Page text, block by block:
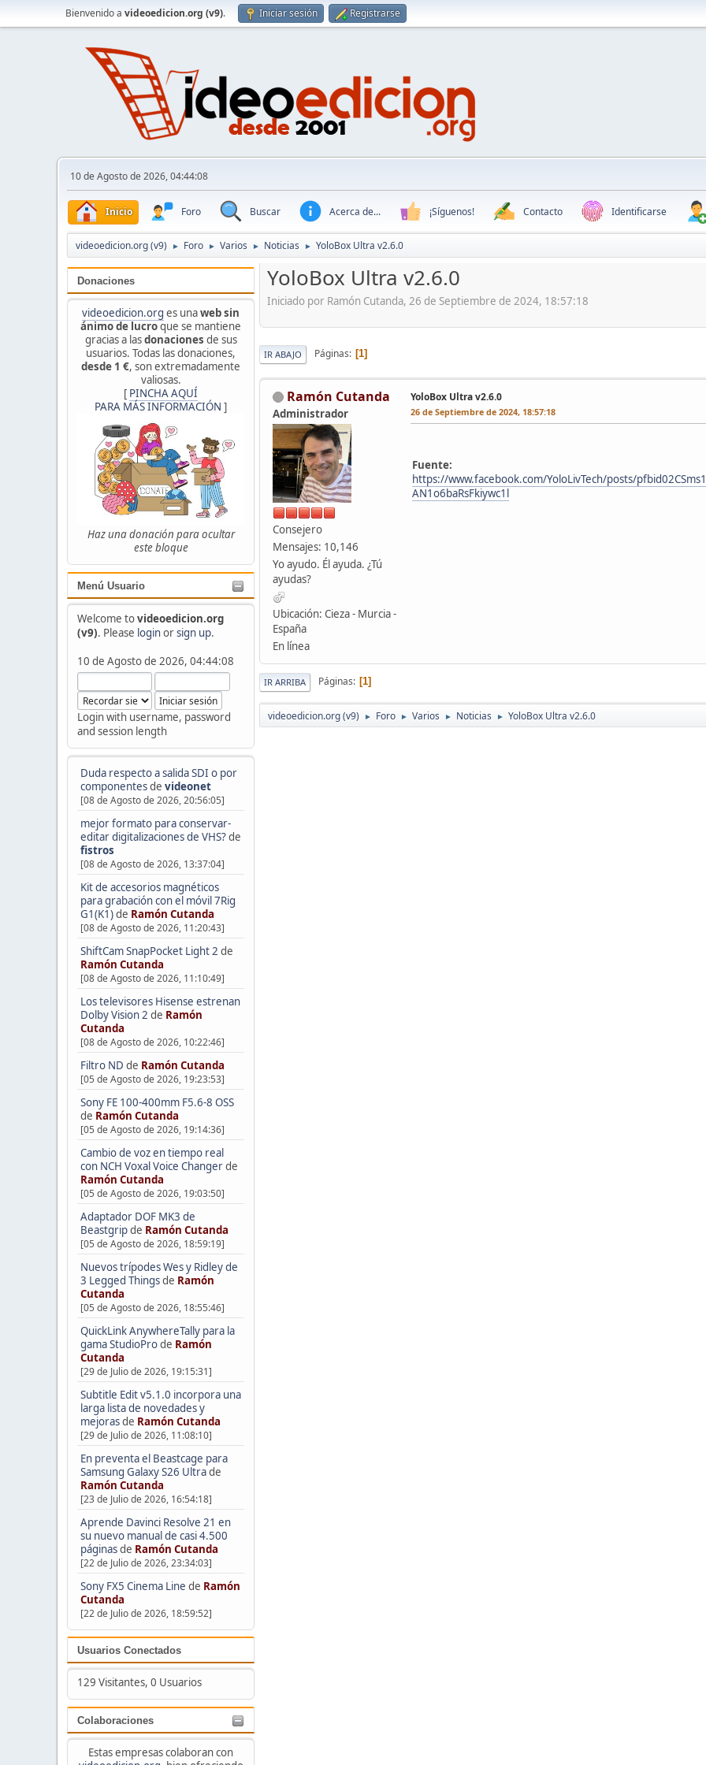
Bienvenido a videoedicion.org (v9). Iniciar sesión Registrarse
10 de Agosto de 2026, 04:44:08
Inicio Foro Buscar Acerca de... ¡Síguenos! Contacto Identificarse
videoedicion.org (v9) ► Foro ► Varios ► Noticias ► YoloBox Ultra v2.6.0
Donaciones
videoedicion.org es unaweb sin
ánimo de lucroque se mantiene
gracias a lasdonaciones de sus
usuarios. Todas las donaciones,
desde 1 €, son extremadamente
valiosas.
[ PINCHA AQUÍ
PARA MÁS INFORMACIÓN ]
Haz una donación para ocultar
este bloque
Menú Usuario
Welcome tovideoedicion.org
(v9). Please loginorsign up.
10 de Agosto de 2026, 04:44:08
Login with username, password
and session length
Duda respecto a salida SDI o por
componentesde videonet
[08 de Agosto de 2026, 20:56:05]
mejor formato para conservar-
editar digitalizaciones de VHS?de
fistros
[08 de Agosto de 2026, 13:37:04]
Kit de accesorios magnéticos
para grabación con el móvil 7Rig
G1(K1)de Ramón Cutanda
[08 de Agosto de 2026, 11:20:43]
ShiftCam SnapPocket Light 2 de
Ramón Cutanda
[08 de Agosto de 2026, 11:10:49]
Los televisores Hisense estrenan
Dolby Vision 2 de Ramón
Cutanda
[08 de Agosto de 2026, 10:22:46]
Filtro ND de Ramón Cutanda
[05 de Agosto de 2026, 19:23:53]
Sony FE 100-400mm F5.6-8 OSS
de Ramón Cutanda
[05 de Agosto de 2026, 19:14:36]
Cambio de voz en tiempo real
con NCH Voxal Voice Changerde
Ramón Cutanda
[05 de Agosto de 2026, 19:03:50]
Adaptador DOF MK3 de
Beastgripde Ramón Cutanda
[05 de Agosto de 2026, 18:59:19]
Nuevos trípodes Wes y Ridley de
3 Legged Thingsde Ramón
Cutanda
[05 de Agosto de 2026, 18:55:46]
QuickLink AnywhereTally para la
gama StudioProde Ramón
Cutanda
[29 de Julio de 2026, 19:15:31]
Subtitle Edit v5.1.0 incorpora una
larga lista de novedades y
mejorasde Ramón Cutanda
[29 de Julio de 2026, 11:08:10]
En preventa el Beastcage para
Samsung Galaxy S26 Ultrade
Ramón Cutanda
[23 de Julio de 2026, 16:54:18]
Aprende Davinci Resolve 21 en
su nuevo manual de casi 4.500
páginasde Ramón Cutanda
[22 de Julio de 2026, 23:34:03]
Sony FX5 Cinema Line de Ramón
Cutanda
[22 de Julio de 2026, 18:59:52]
Usuarios Conectados
129 Visitantes, 0 Usuarios
Colaboraciones
Estas empresas colaboran con
YoloBox Ultra v2.6.0
Iniciado por Ramón Cutanda, 26 de Septiembre de 2024, 18:57:18
IR ABAJO Páginas 1
Ramón Cutanda
Administrador
Consejero
Mensajes: 10,146
Yo ayudo. Él ayuda. ¿Tú
ayudas?
Ubicación: Cieza - Murcia -
España
En línea
YoloBox Ultra v2.6.0
26 de Septiembre de 2024, 18:57:18
Fuente:
https://www.facebook.com/YoloLivTech/posts/
AN1o6baRsFkiywc1l
IR ARRIBA Páginas 1
videoedicion.org (v9) ► Foro ► Varios ► Noticias ► YoloBox Ultra v2.6.0